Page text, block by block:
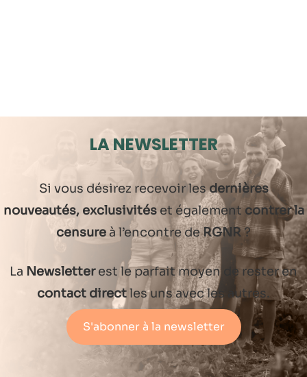
LA NEWSLETTER
Si vous désirez recevoir lesdernières
nouveautés, exclusivitéset également contrer la
censureà l’encontre deRGNR?
La Newsletterest le parfait moyen de rester en
contact directles uns avec les autres.
S'abonner à la newsletter